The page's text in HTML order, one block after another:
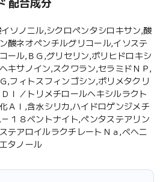
配合成分
ソノニル,シクロペンタシロキサン,酸
酸ネオペンチルグリコール,イソステ
ール,ＢＧ,グリセリン,ポリヒドロキシ
キサノイン,スクワラン,セラミドＮＰ,
,フィトスフィンゴシン,ポリメタクリ
Ｉ／トリメチロールヘキシルラクト
Ａｌ,含水シリカ,ハイドロゲンジメチ
１８ベントナイト,ペンタステアリン
テアロイルラクチレートＮａ,ベヘニ
タノール